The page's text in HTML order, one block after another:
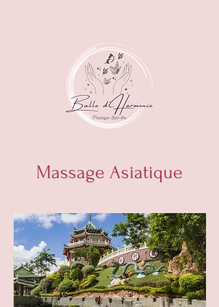
Massage Asiatique